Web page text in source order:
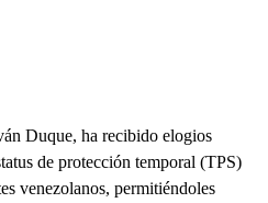
Duque, ha recibido elogios
de protección temporal (TPS)
venezolanos, permitiéndoles